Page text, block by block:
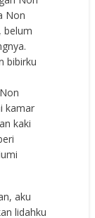
Non
belum
bibirku
kamar
kaki
aku
lidahku